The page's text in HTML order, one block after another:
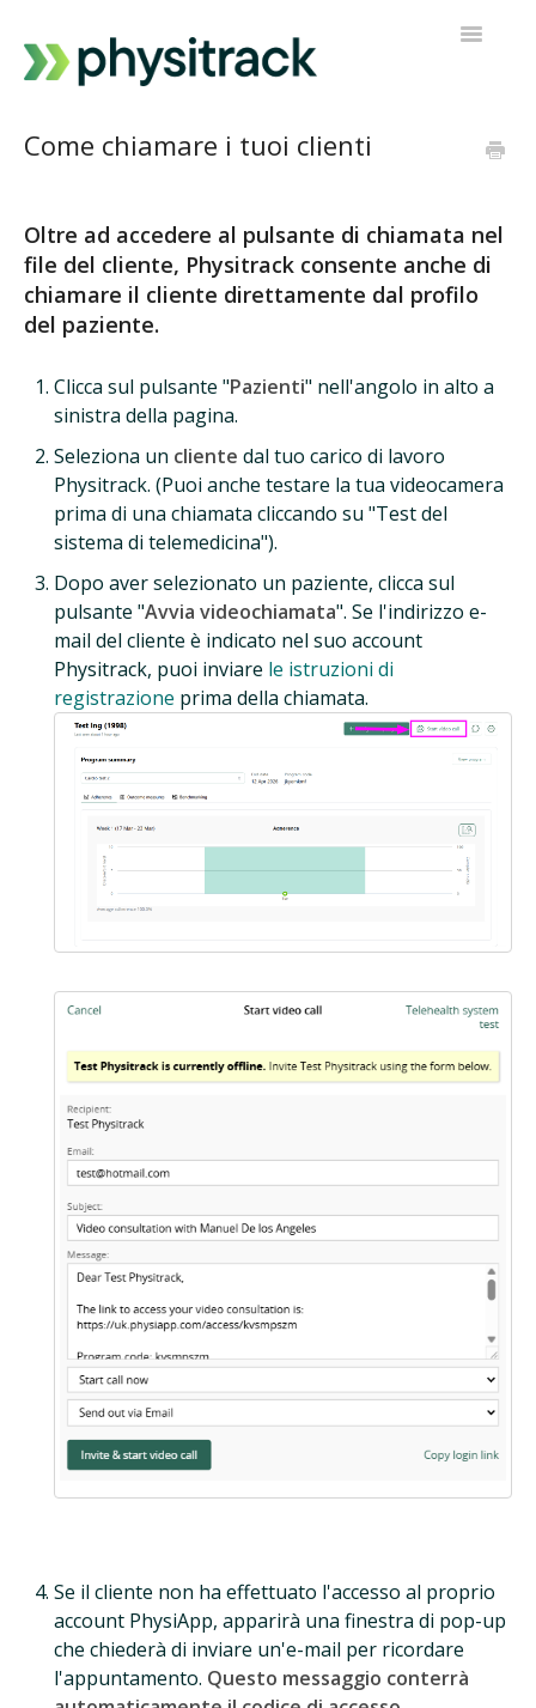
Contatta l'assistenza
Come chiamare i tuoi clienti
Oltre ad accedere al pulsante di chiamata nel
file del cliente, Physitrack consente anche di
chiamare il cliente direttamente dal profilo
del paziente.
Clicca sul pulsante "Pazienti" nell'angolo in alto a
sinistra della pagina.
Seleziona un cliente dal tuo carico di lavoro
Physitrack. (Puoi anche testare la tua videocamera
prima di una chiamata cliccando su "Test del
sistema di telemedicina").
Dopo aver selezionato un paziente, clicca sul
pulsante "Avvia videochiamata". Se l'indirizzo e-
mail del cliente è indicato nel suo account
Physitrack, puoi inviare le istruzioni di
registrazione prima della chiamata.
Se il cliente non ha effettuato l'accesso al proprio
account PhysiApp, apparirà una finestra di pop-up
che chiederà di inviare un'e-mail per ricordare
l'appuntamento. Questo messaggio conterrà